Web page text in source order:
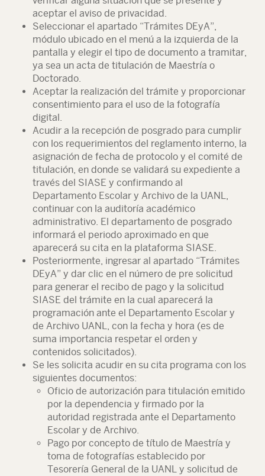
aceptar el aviso de privacidad.
Seleccionar el apartado “Trámites DEyA”,
módulo ubicado en el menú a la izquierda de la
pantalla y elegir el tipo de documento a tramitar,
ya sea un acta de titulación de Maestría o
Doctorado.
Aceptar la realización del trámite y proporcionar
consentimiento para el uso de la fotografía
digital.
Acudir a la recepción de posgrado para cumplir
con los requerimientos del reglamento interno, la
asignación de fecha de protocolo y el comité de
titulación, en donde se validará su expediente a
través del SIASE y confirmando al
Departamento Escolar y Archivo de la UANL,
continuar con la auditoría académico
administrativo. El departamento de posgrado
informará el periodo aproximado en que
aparecerá su cita en la plataforma SIASE.
Posteriormente, ingresar al apartado “Trámites
DEyA” y dar clic en el número de pre solicitud
para generar el recibo de pago y la solicitud
SIASE del trámite en la cual aparecerá la
programación ante el Departamento Escolar y
de Archivo UANL, con la fecha y hora (es de
suma importancia respetar el orden y
contenidos solicitados).
Se les solicita acudir en su cita programa con los
siguientes documentos:
Oficio de autorización para titulación emitido
por la dependencia y firmado por la
autoridad registrada ante el Departamento
Escolar y de Archivo.
Pago por concepto de título de Maestría y
toma de fotografías establecido por
Tesorería General de la UANL y solicitud de